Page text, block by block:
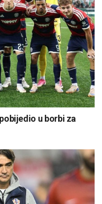
u borbi za